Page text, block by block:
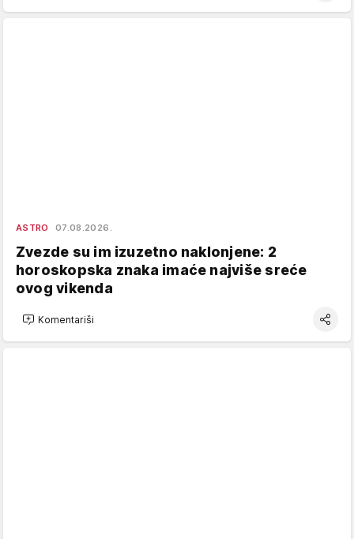
ASTRO 07.08.2026.
Zvezde su im izuzetno naklonjene: 2
horoskopska znaka imaće najviše sreće
ovog vikenda
Komentariši